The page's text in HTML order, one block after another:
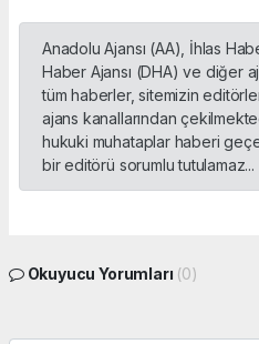
Anadolu Ajansı (AA), İhlas
Haber Ajansı (DHA) ve diğer
tüm haberler, sitemizin
ajans kanallarından
hukuki muhataplar haberi
bir editörü sorumlu tutulamaz...
Okuyucu Yorumları (0)